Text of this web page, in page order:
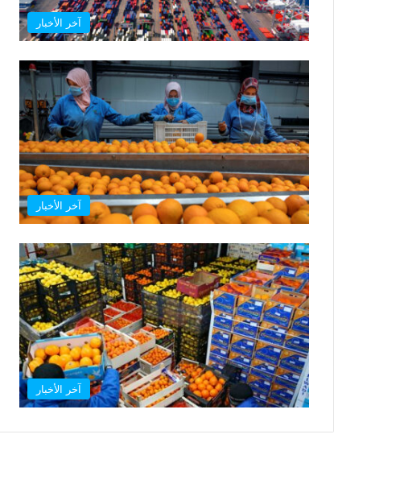
آخر الأخبار
آخر الأخبار
آخر الأخبار